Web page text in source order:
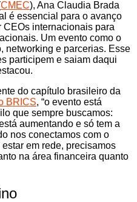
CMEC), Ana Claudia Brada
é essencial para o avanço
CEOs internacionais para
Um evento como o
networking e parcerias. Esse
participem e saiam daqui
do capítulo brasileiro da
BRICS, “o evento está
que sempre buscamos:
aumentando e só tem a
nos conectamos com o
em rede, precisamos
na área financeira quanto